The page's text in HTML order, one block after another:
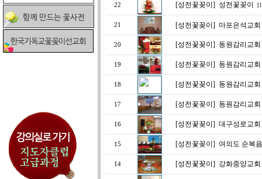
22 [성전꽃꽂이] 성전꽃꽂이
21 [성전꽃꽂이] 마포은석교회
20 [성전꽃꽂이] 동원감리교
19 [성전꽃꽂이] 동원감리교
18 [성전꽃꽂이] 동원감리교
17 [성전꽃꽂이] 동원감리교
16 [성전꽃꽂이] 대구성로교회
15 [성전꽃꽂이] 여의도 순복
14 [성전꽃꽂이] 강화중앙교